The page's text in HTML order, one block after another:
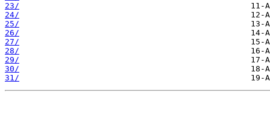
23/
24/
25/
26/
27/
28/
29/
30/
31/